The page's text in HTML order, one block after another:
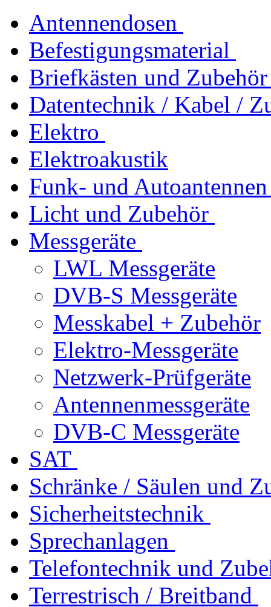
Antennendosen
Befestigungsmaterial
Briefkästen und Zubehör
Datentechnik / Kabel /
Elektro
Elektroakustik
Funk- und Autoantennen
Licht und Zubehör
Messgeräte
LWL Messgeräte
DVB-S Messgeräte
Messkabel + Zubehör
Elektro-Messgeräte
Netzwerk-Prüfgeräte
Antennenmessgeräte
DVB-C Messgeräte
SAT
Schränke / Säulen und
Sicherheitstechnik
Sprechanlagen
Telefontechnik und
Terrestrisch / Breitband